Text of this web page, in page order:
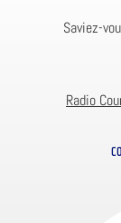
Saviez-
Radio